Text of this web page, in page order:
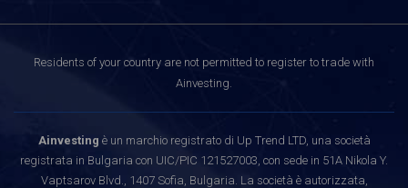
Residents of your country are not permitted to register to trade with
Ainvesting.
Ainvesting è un marchio registrato di Up Trend LTD, una società
registrata in Bulgaria con UIC/PIC 121527003, con sede in 51A Nikola Y.
Vaptsarov Blvd., 1407 Sofia, Bulgaria. La società è autorizzata,